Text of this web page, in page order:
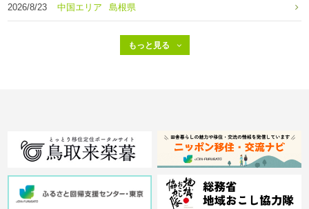
2026/8/23 中国エリア 島根県